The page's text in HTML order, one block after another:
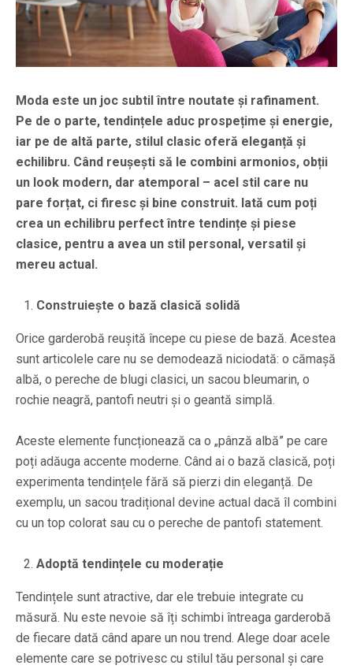
Moda este un joc subtil între noutate și rafinament.
Pe de o parte, tendințele aduc prospețime și energie,
iar pe de altă parte, stilul clasic oferă eleganță și
echilibru. Când reușești să le combini armonios, obții
un look modern, dar atemporal – acel stil care nu
pare forțat, ci firesc și bine construit. Iată cum poți
crea un echilibru perfect între tendințe și piese
clasice, pentru a avea un stil personal, versatil și
mereu actual.
Construiește o bază clasică solidă
Orice garderobă reușită începe cu piese de bază. Acestea
sunt articolele care nu se demodează niciodată: o cămașă
albă, o pereche de blugi clasici, un sacou bleumarin, o
rochie neagră, pantofi neutri și o geantă simplă.
Aceste elemente funcționează ca o „pânză albă” pe care
poți adăuga accente moderne. Când ai o bază clasică, poți
experimenta tendințele fără să pierzi din eleganță. De
exemplu, un sacou tradițional devine actual dacă îl combini
cu un top colorat sau cu o pereche de pantofi statement.
Adoptă tendințele cu moderație
Tendințele sunt atractive, dar ele trebuie integrate cu
măsură. Nu este nevoie să îți schimbi întreaga garderobă
de fiecare dată când apare un nou trend. Alege doar acele
elemente care se potrivesc cu stilul tău personal și care